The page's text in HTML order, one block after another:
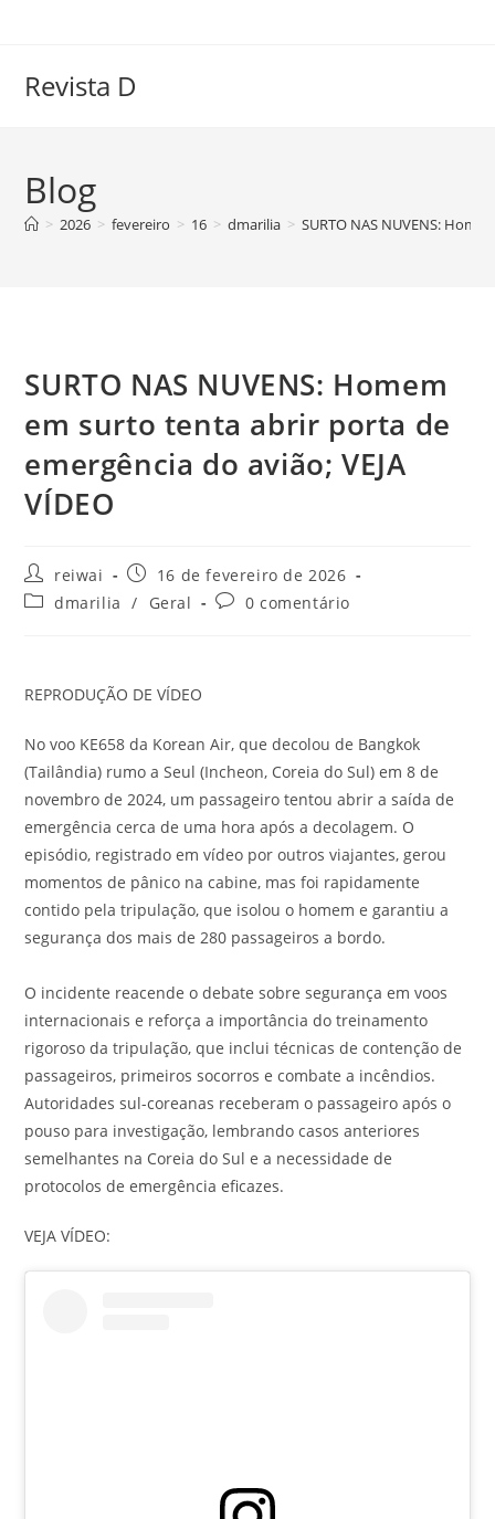
conteúdo
Revista D
Blog
> 2026 > fevereiro > 16 > dmarilia > SURTO NAS NUVENS:
SURTO NAS NUVENS: Homem
em surto tenta abrir porta de
emergência do avião; VEJA
VÍDEO
Autor
do
post:
reiwai
Post
publicado:
16 de fevereiro de 2026
Categoria
dmarilia / Geral
Comentários
0 comentário
REPRODUÇÃO DE VÍDEO
No voo KE658 da Korean Air, que decolou de Bangkok
(Tailândia) rumo a Seul (Incheon, Coreia do Sul) em 8 de
novembro de 2024, um passageiro tentou abrir a saída de
emergência cerca de uma hora após a decolagem. O
episódio, registrado em vídeo por outros viajantes, gerou
momentos de pânico na cabine, mas foi rapidamente
contido pela tripulação, que isolou o homem e garantiu a
segurança dos mais de 280 passageiros a bordo.
O incidente reacende o debate sobre segurança em voos
internacionais e reforça a importância do treinamento
rigoroso da tripulação, que inclui técnicas de contenção de
passageiros, primeiros socorros e combate a incêndios.
Autoridades sul-coreanas receberam o passageiro após o
pouso para investigação, lembrando casos anteriores
semelhantes na Coreia do Sul e a necessidade de
protocolos de emergência eficazes.
VEJA VÍDEO: